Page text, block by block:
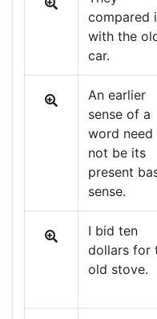
compared
with the
car.
An earlier
sense of a
word need
not be its
present
sense.
I bid ten
dollars for
old stove.